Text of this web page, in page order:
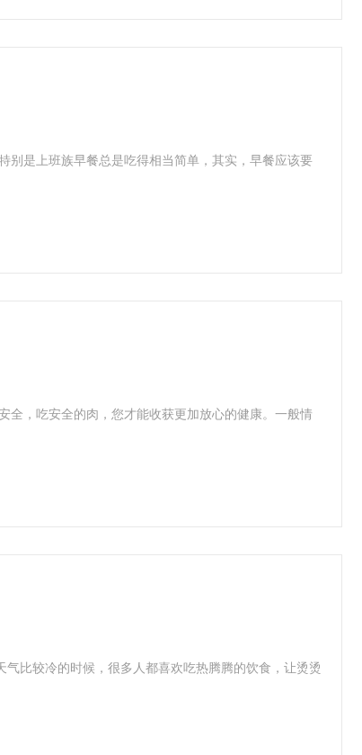
是上班族早餐总是吃得相当简单，其实，早餐应该要
全，吃安全的肉，您才能收获更加放心的健康。一般情
比较冷的时候，很多人都喜欢吃热腾腾的饮食，让烫烫